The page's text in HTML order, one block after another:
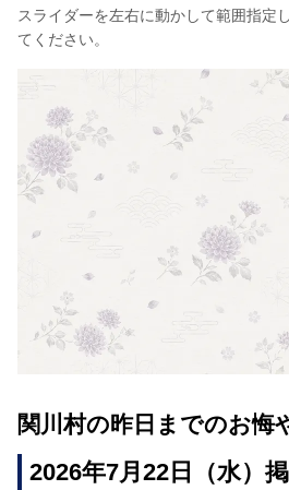
スライダーを左右に動かして範囲指定
てください。
関川村の昨日までのお悔
2026年7月22日（水）